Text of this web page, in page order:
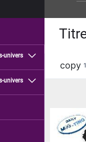
univers
univers
copy